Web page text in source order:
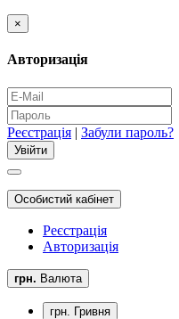
×
Авторизація
Реєстрація | Забули пароль?
Особистий кабінет
Реєстрація
Авторизація
грн. Валюта
грн. Гривня